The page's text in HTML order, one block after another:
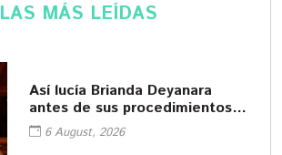
LAS MÁS LEÍDAS
Así lucía Brianda Deyanara
antes de sus procedimientos
cosméticos
6 August, 2026